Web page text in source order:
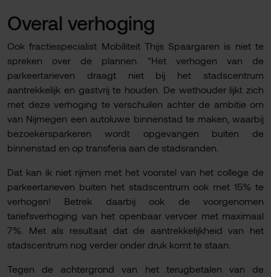
Overal verhoging
Ook fractiespecialist Mobiliteit Thijs Spaargaren is niet te
spreken over de plannen. "Het verhogen van de
parkeertarieven draagt niet bij het stadscentrum
aantrekkelijk en gastvrij te houden. De wethouder lijkt zich
met deze verhoging te verschuilen achter de ambitie om
van Nijmegen een autoluwe binnenstad te maken, waarbij
bezoekersparkeren wordt opgevangen buiten de
binnenstad en op transferia aan de stadsranden.
Dat kan ik niet rijmen met het voorstel van het college de
parkeertarieven buiten het stadscentrum ook met 15% te
verhogen! Betrek daarbij ook de voorgenomen
tariefsverhoging van het openbaar vervoer met maximaal
7%. Met als resultaat dat de aantrekkelijkheid van het
stadscentrum nog verder onder druk komt te staan.
Tegen de achtergrond van het terugbetalen van de